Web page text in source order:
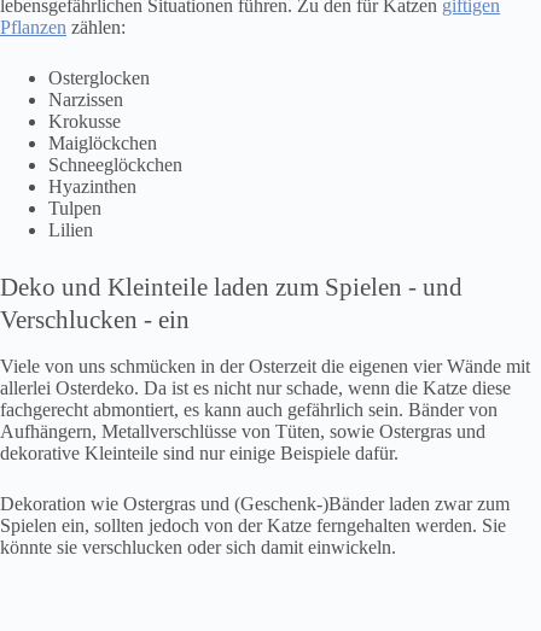
lebensgefährlichen Situationen führen. Zu den für Katzen giftigen
Pflanzen zählen:
Osterglocken
Narzissen
Krokusse
Maiglöckchen
Schneeglöckchen
Hyazinthen
Tulpen
Lilien
Deko und Kleinteile laden zum Spielen ‐ und
Verschlucken ‐ ein
Viele von uns schmücken in der Osterzeit die eigenen vier Wände mit
allerlei Osterdeko. Da ist es nicht nur schade, wenn die Katze diese
fachgerecht abmontiert, es kann auch gefährlich sein. Bänder von
Aufhängern, Metallverschlüsse von Tüten, sowie Ostergras und
dekorative Kleinteile sind nur einige Beispiele dafür.
Dekoration wie Ostergras und (Geschenk-)Bänder laden zwar zum
Spielen ein, sollten jedoch von der Katze ferngehalten werden. Sie
könnte sie verschlucken oder sich damit einwickeln.